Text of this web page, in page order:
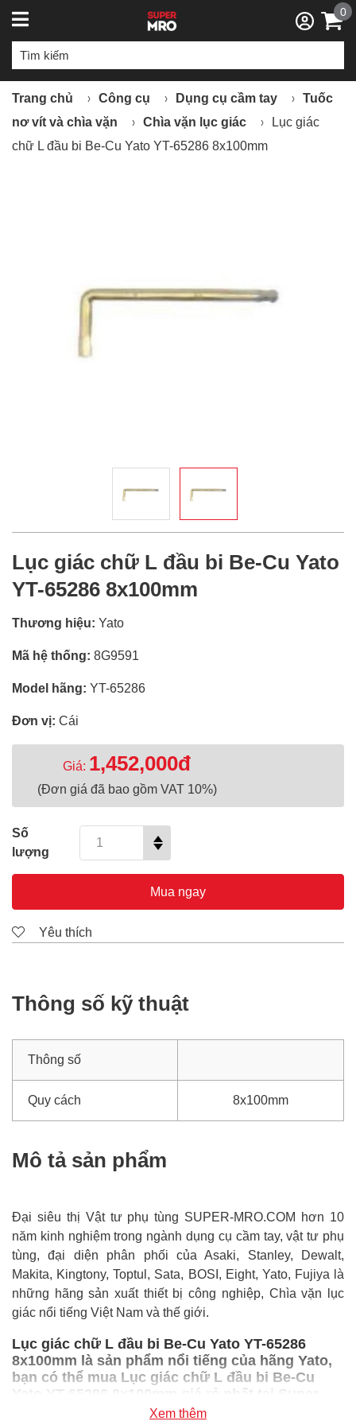
0
Trang chủ Công cụ Dụng cụ cầm tay
Tuốc
nơ vít và chìa vặn
Chìa vặn lục giác
Lục giác
chữ L đầu bi Be-Cu Yato YT-65286 8x100mm
Lục giác chữ L đầu bi Be-Cu Yato
YT-65286 8x100mm
Thương hiệu: Yato
Mã hệ thống: 8G9591
Model hãng: YT-65286
Đơn vị: Cái
Giá: 1,452,000đ
(Đơn giá đã bao gồm VAT 10%)
Số
lượng
Mua ngay
Yêu thích
Thông số kỹ thuật
Thông số
Quy cách 8x100mm
Mô tả sản phẩm
Đại siêu thị Vật tư phụ tùng SUPER-MRO.COM hơn 10
năm kinh nghiệm trong ngành dụng cụ cầm tay, vật tư phụ
tùng, đại diện phân phối của Asaki, Stanley, Dewalt,
Makita, Kingtony, Toptul, Sata, BOSI, Eight, Yato, Fujiya là
những hãng sản xuất thiết bị công nghiệp, Chìa vặn lục
giác nổi tiếng Việt Nam và thế giới.
Lục giác chữ L đầu bi Be-Cu Yato YT-65286
8x100mm là sản phẩm nổi tiếng của hãng Yato,
bạn có thể mua Lục giác chữ L đầu bi Be-Cu
Yato YT-65286 8x100mm giá rẻ nhất tại Super-
mro chỉ với 1,452,000đ/Cái
Xem thêm